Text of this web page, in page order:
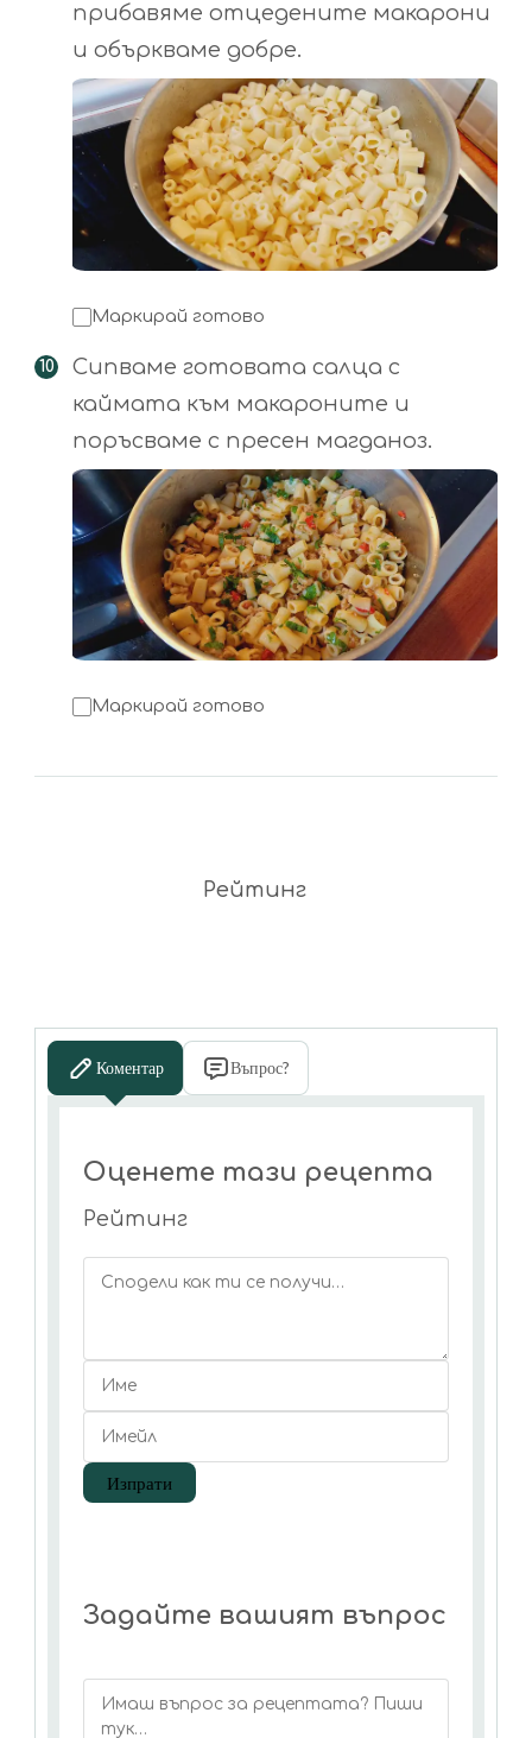
прибавяме отцедените макарони
и объркваме добре.
Маркирай готово
Сипваме готовата салца с
каймата към макароните и
поръсваме с пресен магданоз.
Маркирай готово
Рейтинг
Коментар Въпрос?
Оценете тази рецепта
Рейтинг
Задайте вашият въпрос